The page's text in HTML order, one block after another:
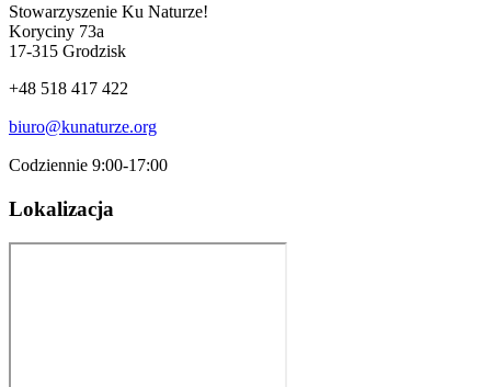
Stowarzyszenie Ku Naturze!
Koryciny 73a
17-315 Grodzisk
+48 518 417 422
biuro@kunaturze.org
Codziennie 9:00-17:00
Lokalizacja